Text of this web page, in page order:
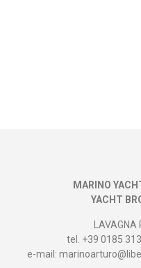
MARINO
YACHT
tel. +39 0185
e-mail: